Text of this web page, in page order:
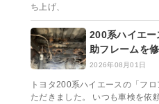
ち上げ、
200系ハイエ
助フレームを
2026年08月01日
トヨタ200系ハイエースの「フ
ただきました。 いつも車検を依